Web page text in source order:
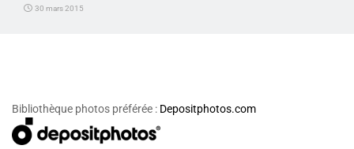
30 mars 2015
Bibliothèque photos préférée : Depositphotos.com